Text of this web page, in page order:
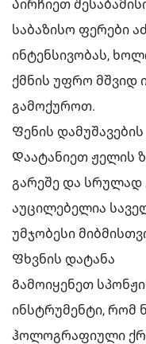
Აირჩიეთ
საბაზისო ფერები
ინტენსივობას,
ქმნის უფრო მშვიდ
გამოქუროთ.
Ფენის
Დაატანიეთ ჟელის
გარეშე და სრულად
აუცილებელია
უმჯობესი
Ფხვნის დატანა
Გამოიყენეთ
ინსტრუმენტი, რომ
ჰოლოგრაფიული